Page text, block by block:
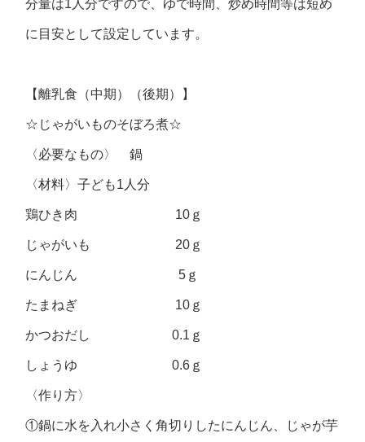
分量は1人分ですので、ゆで時間、炒め時間等は短め
に目安として設定しています。
【離乳食（中期）（後期）】
☆じゃがいものそぼろ煮☆
〈必要なもの〉 鍋
〈材料〉子ども1人分
鶏ひき肉 10ｇ
じゃがいも 20ｇ
にんじん 5ｇ
たまねぎ 10ｇ
かつおだし 0.1ｇ
しょうゆ 0.6ｇ
〈作り方〉
①鍋に水を入れ小さく角切りしたにんじん、じゃが芋